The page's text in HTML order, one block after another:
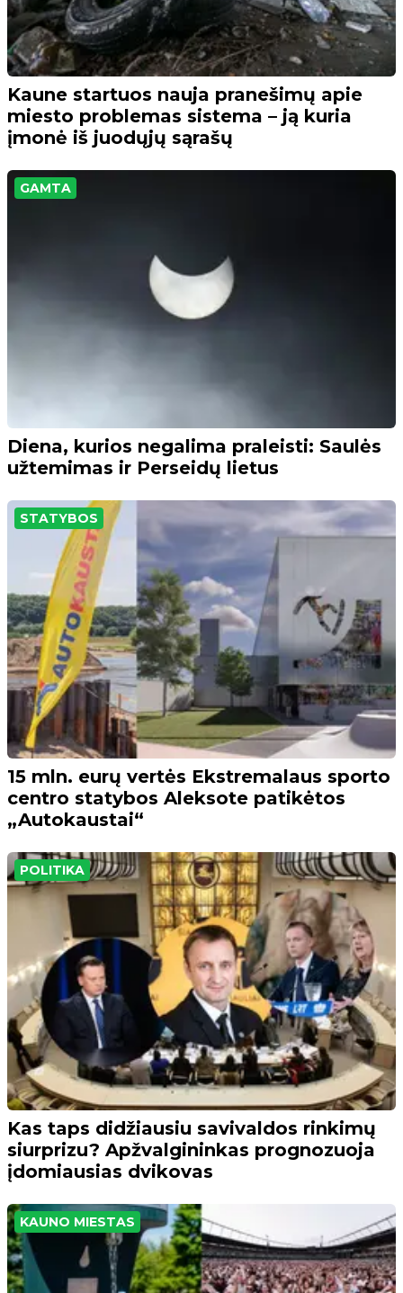
Kaune startuos nauja pranešimų apie
miesto problemas sistema – ją kuria
įmonė iš juodųjų sąrašų
GAMTA
Diena, kurios negalima praleisti: Saulės
užtemimas ir Perseidų lietus
STATYBOS
15 mln. eurų vertės Ekstremalaus sporto
centro statybos Aleksote patikėtos
„Autokaustai“
POLITIKA
Kas taps didžiausiu savivaldos rinkimų
siurprizu? Apžvalgininkas prognozuoja
įdomiausias dvikovas
KAUNO MIESTAS